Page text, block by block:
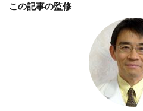
この記事の監修